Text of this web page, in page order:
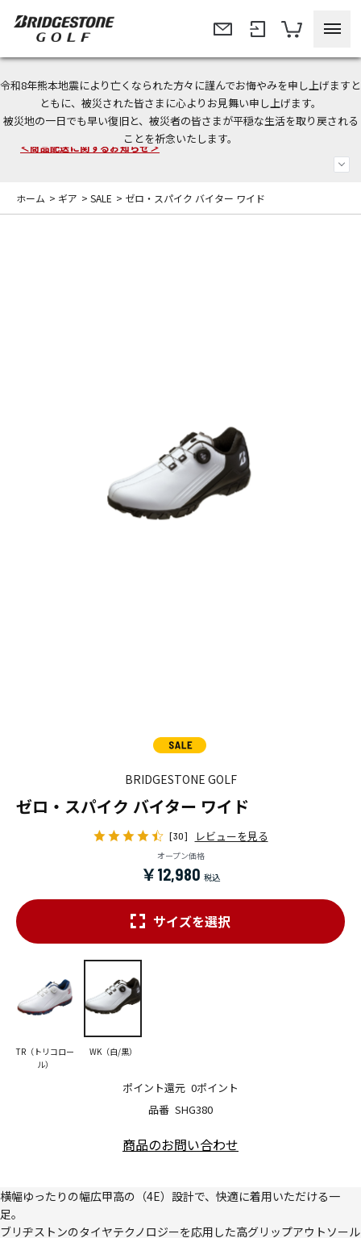
令和8年熊本地震により亡くなられた方々に謹んでお悔やみを申し上げますと
ともに、被災された皆さまに心よりお見舞い申し上げます。
被災地の一日でも早い復旧と、被災者の皆さまが平穏な生活を取り戻される
ことを祈念いたします。
今なら新規会員登録で1,000円OFFクーポンプレゼント！
＜商品配送に関するお知らせ＞
ホーム > ギア > SALE > ゼロ・スパイク バイター ワイド
BRIDGESTONE GOLF
ゼロ・スパイク バイター ワイド
[30] レビューを見る
オープン価格
￥12,980
品番 SHG380
ポイント還元 0ポイント
サイズを選択
TR（トリコロー
ル）
WK（白/黒）
商品のお問い合わせ
横幅ゆったりの幅広甲高の（4E）設計で、快適に着用いただける一
足。
ブリヂストンのタイヤテクノロジーを応用した高グリップアウトソール